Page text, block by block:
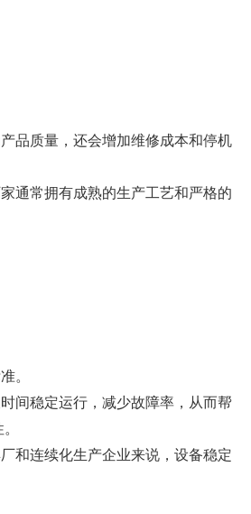
品质量，还会增加维修成本和停机
通常拥有成熟的生产工艺和严格的
。
间稳定运行，减少故障率，从而帮
和连续化生产企业来说，设备稳定